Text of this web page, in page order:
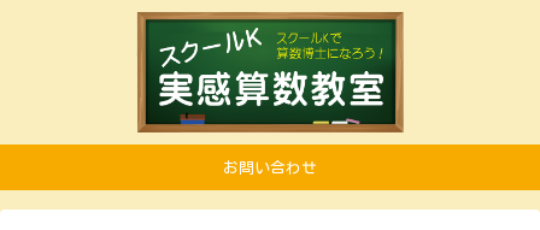
お問い合わせ